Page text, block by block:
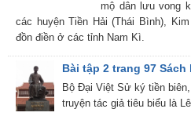
mộ dân lưu vong
các huyện Tiền Hải (Thái Bình),
đồn điền ở các tỉnh Nam Kì.
Bài tập 2 trang 97
Bộ Đại Việt Sử ký tiền
truyện tác giả tiêu biểu là